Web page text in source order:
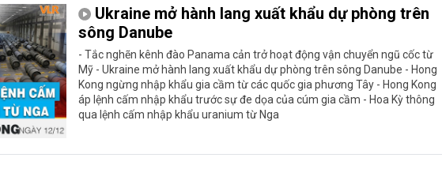
Ukraine mở hành lang xuất khẩu dự phòng trên
sông Danube
- Tắc nghẽn kênh đào Panama cản trở hoạt động vận chuyển ngũ cốc từ
Mỹ - Ukraine mở hành lang xuất khẩu dự phòng trên sông Danube - Hong
Kong ngừng nhập khẩu gia cầm từ các quốc gia phương Tây - Hong Kong
áp lệnh cấm nhập khẩu trước sự đe dọa của cúm gia cầm - Hoa Kỳ thông
qua lệnh cấm nhập khẩu uranium từ Nga